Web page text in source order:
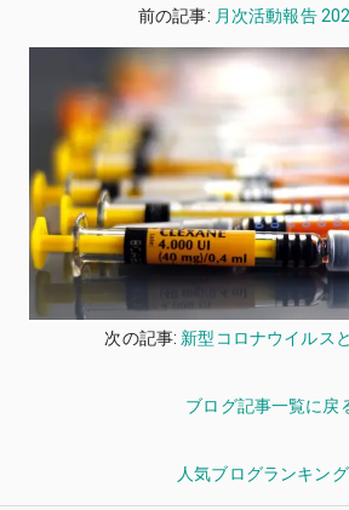
前の記事: 月次活動報告
次の記事: 新型コロナウイルス
ブログ記事一覧に戻
人気ブログランキン